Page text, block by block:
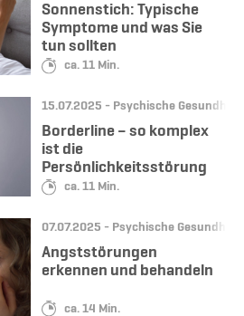
Lesedauer:
ca. 11 Min.
Sonnenstich: Typische
Symptome und was Sie
tun sollten
Datum:
15.07.2025 - Kategorie:
Psychische Gesundheit
Lesedauer:
ca. 11 Min.
Borderline – so komplex
ist die
Persönlichkeitsstörung
Datum:
07.07.2025 - Kategorie:
Psychische Gesundheit
Lesedauer:
ca. 14 Min.
Angststörungen
erkennen und behandeln